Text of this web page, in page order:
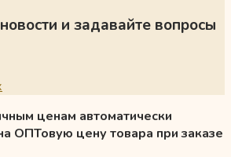
и задавайте вопросы
ценам автоматически
ОПТовую цену товара при заказе